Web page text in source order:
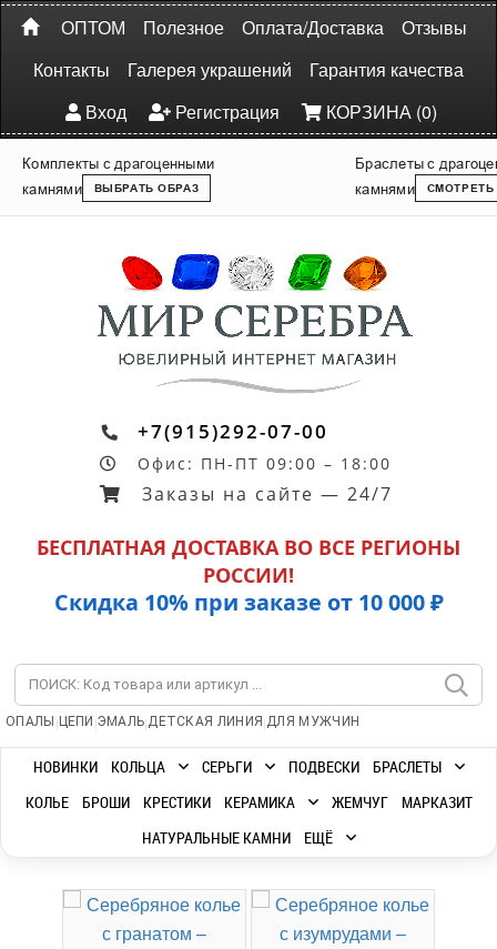
ОПТОМ Полезное Оплата/Доставка
Отзывы
Контакты
Галерея украшений
Гарантия качества
Вход
Регистрация КОРЗИНА (0)
Комплекты с драгоценными
камнями
ВЫБРАТЬ ОБРАЗ
Браслеты с
камнями
СМОТРЕТЬ
+7(915)292-07-00
Офис: ПН-ПТ 09:00 – 18:00
Заказы на сайте — 24/7
БЕСПЛАТНАЯ ДОСТАВКА ВО ВСЕ РЕГИОНЫ
РОССИИ!
Скидка 10% при заказе от 10 000 ₽
ОПАЛЫ | ЦЕПИ |ЭМАЛЬ|ДЕТСКАЯ ЛИНИЯ |ДЛЯ МУЖЧИН
НОВИНКИ КОЛЬЦА СЕРЬГИ ПОДВЕСКИ
БРАСЛЕТЫ
КОЛЬЕ
БРОШИ КРЕСТИКИ КЕРАМИКА ЖЕМЧУГ
МАРКАЗИТ
НАТУРАЛЬНЫЕ КАМНИ
ЕЩЁ